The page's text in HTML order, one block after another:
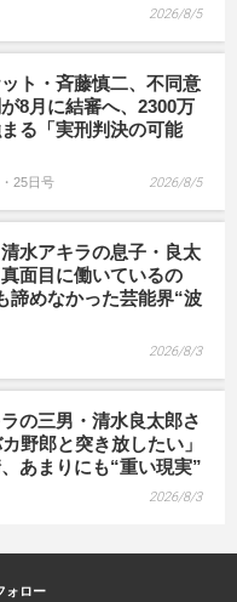
2026/8/5
ト・斉藤慎二、不同意
8月に結審へ、2300万
る「実刑判決の可能
25日号 2026/8/5
水アキラの息子・良太
面目に働いているの
諦めなかった芸能界“波
2026/8/3
の三男・清水良太郎さ
野郎と突き放したい」
あまりにも“重い現実”
2026/8/3
ォロー